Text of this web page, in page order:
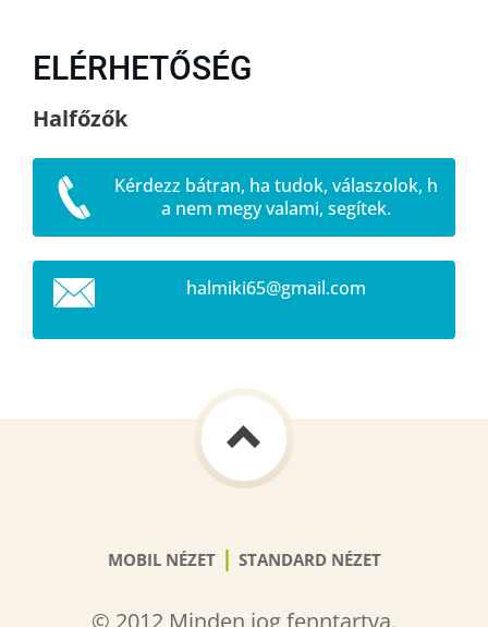
ELÉRHETŐSÉG
Halfőzők
Kérdezz bátran, ha tudok, válaszolok, h
a nem megy valami, segítek.
halmiki65@gmail.com
MOBIL NÉZET | STANDARD NÉZET
© 2012 Minden jog fenntartva.